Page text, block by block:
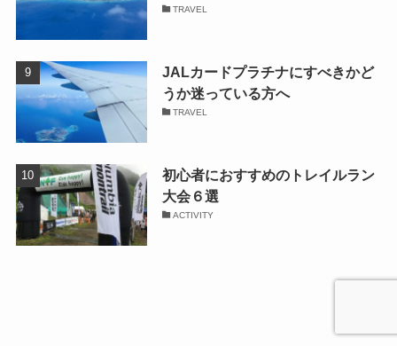
TRAVEL
JALカードプラチナにすべきかど
うか迷っている方へ
TRAVEL
初心者におすすめのトレイルラン
大会６選
ACTIVITY